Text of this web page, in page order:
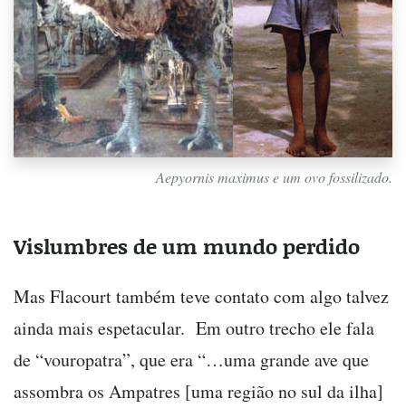
Aepyornis maximus e um ovo fossilizado.
Vislumbres de um mundo perdido
Mas Flacourt também teve contato com algo talvez
ainda mais espetacular. Em outro trecho ele fala
de “vouropatra”, que era “…uma grande ave que
assombra os Ampatres [uma região no sul da ilha]